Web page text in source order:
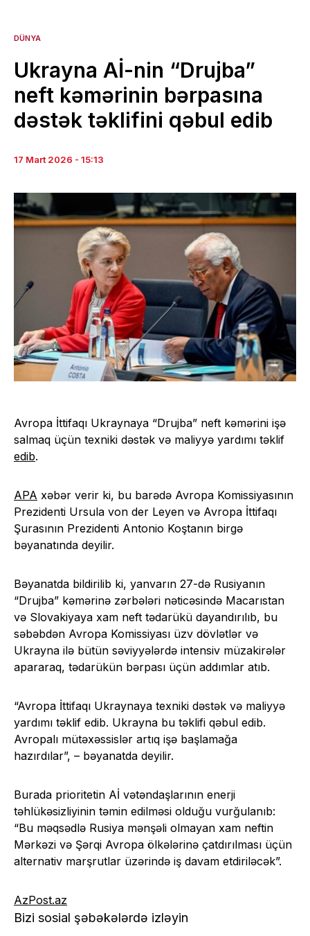
DÜNYA
Ukrayna Aİ-nin “Drujba”
neft kəmərinin bərpasına
dəstək təklifini qəbul edib
17 Mart 2026 - 15:13
Avropa İttifaqı Ukraynaya “Drujba” neft kəmərini işə
salmaq üçün texniki dəstək və maliyyə yardımı təklif
edib.
APA xəbər verir ki, bu barədə Avropa Komissiyasının
Prezidenti Ursula von der Leyen və Avropa İttifaqı
Şurasının Prezidenti Antonio Koştanın birgə
bəyanatında deyilir.
Bəyanatda bildirilib ki, yanvarın 27-də Rusiyanın
“Drujba” kəmərinə zərbələri nəticəsində Macarıstan
və Slovakiyaya xam neft tədarükü dayandırılıb, bu
səbəbdən Avropa Komissiyası üzv dövlətlər və
Ukrayna ilə bütün səviyyələrdə intensiv müzakirələr
apararaq, tədarükün bərpası üçün addımlar atıb.
“Avropa İttifaqı Ukraynaya texniki dəstək və maliyyə
yardımı təklif edib. Ukrayna bu təklifi qəbul edib.
Avropalı mütəxəssislər artıq işə başlamağa
hazırdılar”, – bəyanatda deyilir.
Burada prioritetin Aİ vətəndaşlarının enerji
təhlükəsizliyinin təmin edilməsi olduğu vurğulanıb:
“Bu məqsədlə Rusiya mənşəli olmayan xam neftin
Mərkəzi və Şərqi Avropa ölkələrinə çatdırılması üçün
alternativ marşrutlar üzərində iş davam etdiriləcək”.
AzPost.az
Bizi sosial şəbəkələrdə izləyin